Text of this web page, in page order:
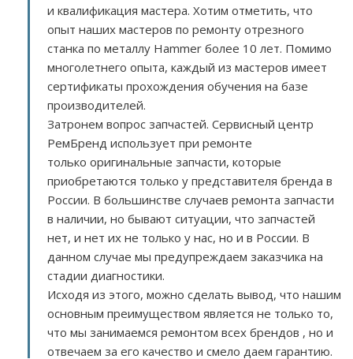
и квалификация мастера. Хотим отметить, что
опыт наших мастеров по ремонту отрезного
станка по металлу Hammer более 10 лет. Помимо
многолетнего опыта, каждый из мастеров имеет
сертификаты прохождения обучения на базе
производителей.
Затронем вопрос запчастей. Сервисный центр
РемБренд использует при ремонте
только оригинальные запчасти, которые
приобретаются только у представителя бренда в
России. В большинстве случаев ремонта запчасти
в наличии, но бывают ситуации, что запчастей
нет, и нет их не только у нас, но и в России. В
данном случае мы предупреждаем заказчика на
стадии диагностики.
Исходя из этого, можно сделать вывод, что нашим
основным преимуществом является не только то,
что мы занимаемся ремонтом всех брендов , но и
отвечаем за его качество и смело даем гарантию.